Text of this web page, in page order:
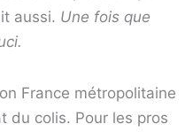
aussi. Une fois que
France métropolitaine
du colis. Pour les pros